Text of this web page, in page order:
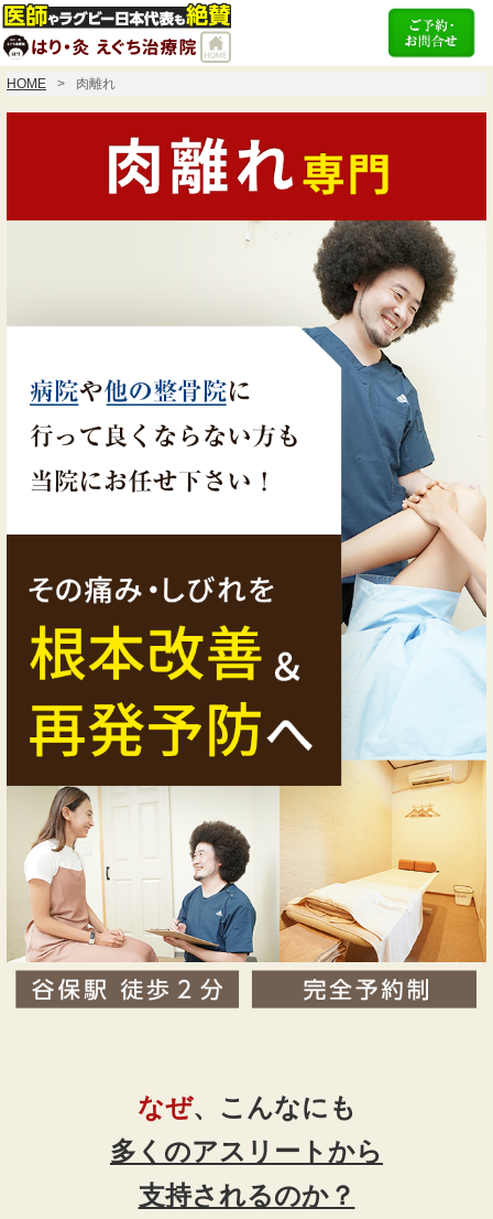
HOME 肉離れ
なぜ、こんなにも
多くのアスリートから
支持されるのか？